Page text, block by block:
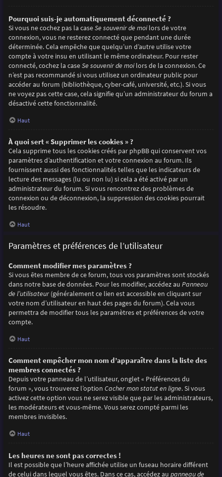
Pourquoi suis-je automatiquement déconnecté ?
Si vous ne cochez pas la caseSe souvenir de moilors de votre
connexion, vous ne resterez connecté que pendant une durée
déterminée. Cela empêche que quelqu’un d’autre utilise votre
compte à votre insu en utilisant le même ordinateur. Pour rester
connecté, cochez la caseSe souvenir de moilors de la connexion. Ce
n’est pas recommandé si vous utilisez un ordinateur public pour
accéder au forum (bibliothèque, cyber-café, université, etc.). Si vous
ne voyez pas cette case, cela signifie qu’un administrateur du forum a
désactivé cette fonctionnalité.
Haut
À quoi sert « Supprimer les cookies » ?
Cela supprime tous les cookies créés par phpBB qui conservent vos
paramètres d’authentification et votre connexion au forum. Ils
fournissent aussi des fonctionnalités telles que les indicateurs de
lecture des messages (lu ou non lu) si cela a été activé par un
administrateur du forum. Si vous rencontrez des problèmes de
connexion ou de déconnexion, la suppression des cookies pourrait
les résoudre.
Haut
Paramètres et préférences de l’utilisateur
Comment modifier mes paramètres ?
Si vous êtes membre de ce forum, tous vos paramètres sont stockés
dans notre base de données. Pour les modifier, accédez au Panneau
de l’utilisateur(généralement ce lien est accessible en cliquant sur
votre nom d’utilisateur en haut des pages du forum). Cela vous
permettra de modifier tous les paramètres et préférences de votre
compte.
Haut
Comment empêcher mon nom d’apparaître dans la liste des
membres connectés ?
Depuis votre panneau de l’utilisateur, onglet « Préférences du
forum », vous trouverez l’option Cacher mon statut en ligne. Si vous
activez cette option vous ne serez visible que par les administrateurs,
les modérateurs et vous-même. Vous serez compté parmi les
membres invisibles.
Haut
Les heures ne sont pas correctes !
Il est possible que l’heure affichée utilise un fuseau horaire différent
de celui dans lequel vous êtes. Dans ce cas, accédez au panneau de